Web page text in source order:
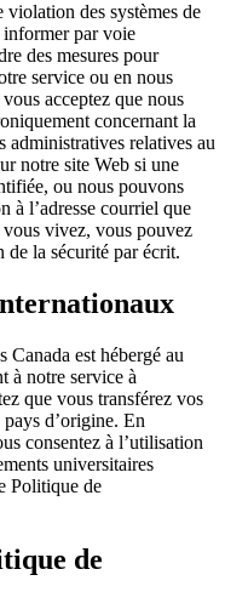
violation des systèmes de
informer par voie
des mesures pour
service ou en nous
acceptez que nous
concernant la
administratives relatives au
notre site Web si une
ou nous pouvons
à l’adresse courriel que
vivez, vous pouvez
la sécurité par écrit.
Canada est hébergé au
à notre service à
que vous transférez vos
d’origine. En
consentez à l’utilisation
universitaires
Politique de
de